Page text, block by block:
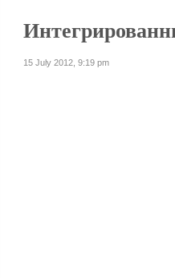
15 July 2012, 9:19 pm